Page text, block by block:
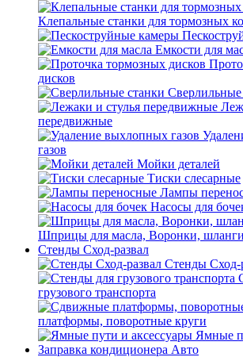
Клепальные станки для тормозных
Емкости для
дисков
Сверлильные
передвижные
газов
Мойки деталей
Тиски слесарные
Лампы
Насосы для
Шприцы для масла, Воронки,
Стенды Сход-развал
Стенды Сход-
грузового транспорта
платформы, поворотные круги
Ямные
Заправка кондиционера Авто